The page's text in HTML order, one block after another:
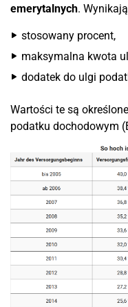
emerytalnych.
stosowany procent,
maksymalna kwota
dodatek do ulgi
Wartości te są
podatku dochodowym